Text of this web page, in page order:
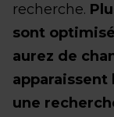
recherche.
sont
aurez de
une